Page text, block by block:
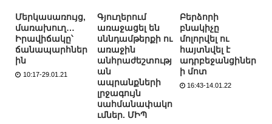
Մերկասառույց,
մառախուղ…
Իրավիճակը՝
ճանապարհներ
ին
10:17-29.01.21
Գյուղերում
առաջացել են
սննդամթերքի ու
առաջին
անհրաժեշտությ
ան
ապրանքների
լրջագույն
սահմանափակո
ւմներ. ՄԻՊ
Բերձորի
բնակիչը
մոլորվել ու
հայտնվել է
ադրբեջանցիներ
ի մոտ
16:43-14.01.22